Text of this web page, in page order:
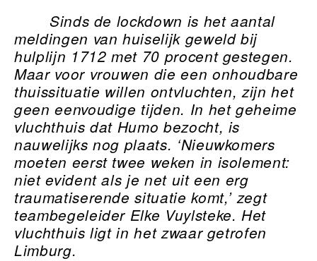
Sinds de lockdown is het aantal
meldingen van huiselijk geweld bij
hulplijn 1712 met 70 procent gestegen.
Maar voor vrouwen die een onhoudbare
thuissituatie willen ontvluchten, zijn het
geen eenvoudige tijden. In het geheime
vluchthuis dat Humo bezocht, is
nauwelijks nog plaats. ‘Nieuwkomers
moeten eerst twee weken in isolement:
niet evident als je net uit een erg
traumatiserende situatie komt,’ zegt
teambegeleider Elke Vuylsteke. Het
vluchthuis ligt in het zwaar getrofen
Limburg.